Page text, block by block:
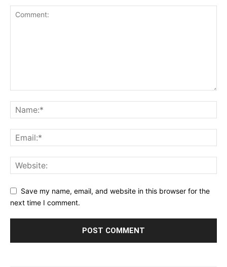
Save my name, email, and website in this browser for the
next time I comment.